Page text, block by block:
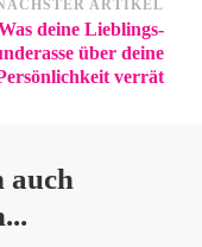
ARTIKEL
deine Lieblings-
über deine
verrät
auch